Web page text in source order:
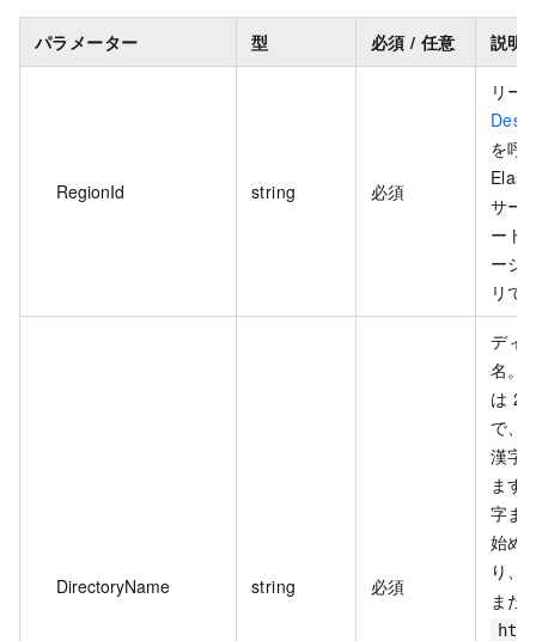
パラメーター 型 必須 / 任意 説明
RegionId string 必須
リー
を呼
サー
ート
ージ
リで
DirectoryName string 必須
ディ
名。
は 2
で、
漢字
ます
字ま
始め
り、
また